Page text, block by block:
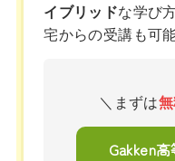
イブリッドな学び
宅からの受講も可能
＼まずは
Gakken